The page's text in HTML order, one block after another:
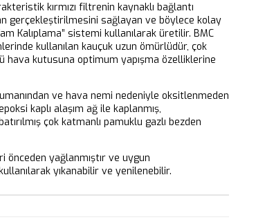
kırmızı filtrenin kaynaklı bağlantı
gerçekleştirilmesini sağlayan ve böylece kolay
Kalıplama” sistemi kullanılarak üretilir. BMC
kullanılan kauçuk uzun ömürlüdür, çok
hava kutusuna optimum yapışma özelliklerine
ve hava nemi nedeniyle oksitlenmeden
kaplı alaşım ağ ile kaplanmış,
çok katmanlı pamuklu gazlı bezden
önceden yağlanmıştır ve uygun
yıkanabilir ve yenilenebilir.